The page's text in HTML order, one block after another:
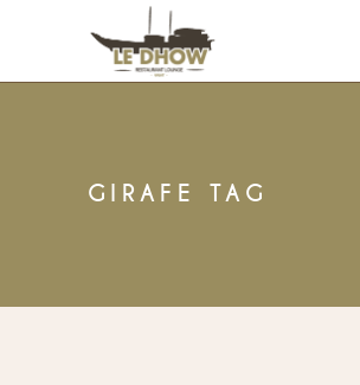
GIRAFE TAG